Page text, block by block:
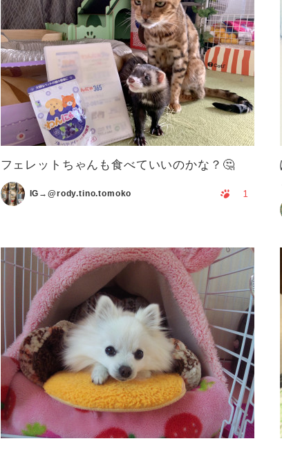
フェレットちゃんも食べていいのかな？🤔
IG→@rody.tino.tomoko 1